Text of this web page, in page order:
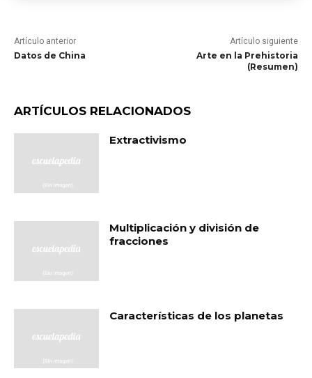
Artículo anterior
Datos de China
Artículo siguiente
Arte en la Prehistoria
(Resumen)
ARTÍCULOS RELACIONADOS
Extractivismo
Multiplicación y división de
fracciones
Características de los planetas